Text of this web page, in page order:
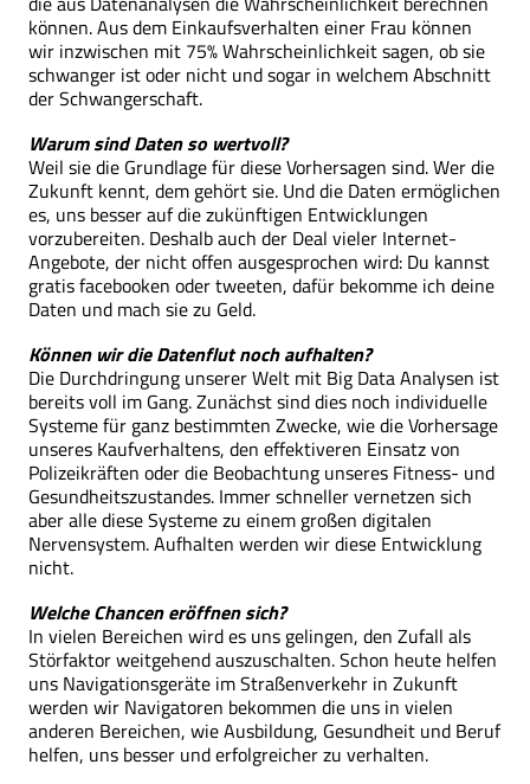
können. Aus dem Einkaufsverhalten einer Frau können
wir inzwischen mit 75% Wahrscheinlichkeit sagen, ob sie
schwanger ist oder nicht und sogar in welchem Abschnitt
der Schwangerschaft.
Warum sind Daten so wertvoll?
Weil sie die Grundlage für diese Vorhersagen sind. Wer die
Zukunft kennt, dem gehört sie. Und die Daten ermöglichen
es, uns besser auf die zukünftigen Entwicklungen
vorzubereiten. Deshalb auch der Deal vieler Internet-
Angebote, der nicht offen ausgesprochen wird: Du kannst
gratis facebooken oder tweeten, dafür bekomme ich deine
Daten und mach sie zu Geld.
Können wir die Datenflut noch aufhalten?
Die Durchdringung unserer Welt mit Big Data Analysen ist
bereits voll im Gang. Zunächst sind dies noch individuelle
Systeme für ganz bestimmten Zwecke, wie die Vorhersage
unseres Kaufverhaltens, den effektiveren Einsatz von
Polizeikräften oder die Beobachtung unseres Fitness- und
Gesundheitszustandes. Immer schneller vernetzen sich
aber alle diese Systeme zu einem großen digitalen
Nervensystem. Aufhalten werden wir diese Entwicklung
nicht.
Welche Chancen eröffnen sich?
In vielen Bereichen wird es uns gelingen, den Zufall als
Störfaktor weitgehend auszuschalten. Schon heute helfen
uns Navigationsgeräte im Straßenverkehr in Zukunft
werden wir Navigatoren bekommen die uns in vielen
anderen Bereichen, wie Ausbildung, Gesundheit und Beruf
helfen, uns besser und erfolgreicher zu verhalten.